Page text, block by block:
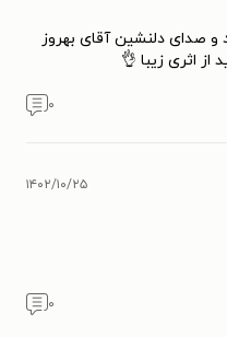
و صدای دلنشین آقای بهروز
از اثری زیبا 👌
۰
۱۴۰۲/۱۰/۲۵
۰